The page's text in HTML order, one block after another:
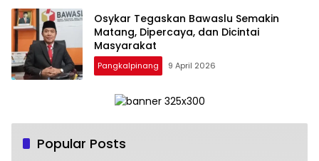
Osykar Tegaskan Bawaslu Semakin
Matang, Dipercaya, dan Dicintai
Masyarakat
Pangkalpinang 9 April 2026
Popular Posts